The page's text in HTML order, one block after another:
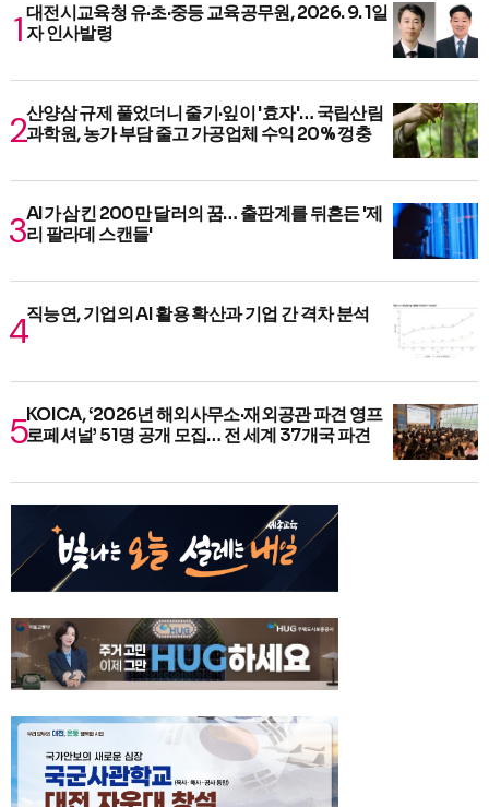
대전시교육청 유·초·중등 교육공무원, 2026. 9. 1일
자 인사발령
산양삼 규제 풀었더니 줄기·잎이 '효자'… 국립산림
과학원, 농가 부담 줄고 가공업체 수익 20% 껑충
AI가 삼킨 200만 달러의 꿈… 출판계를 뒤흔든 '제
리 팔라데 스캔들'
직능연, 기업의 AI 활용 확산과 기업 간 격차 분석
KOICA, ‘2026년 해외사무소·재외공관 파견 영프
로페셔널’ 51명 공개 모집… 전 세계 37개국 파견